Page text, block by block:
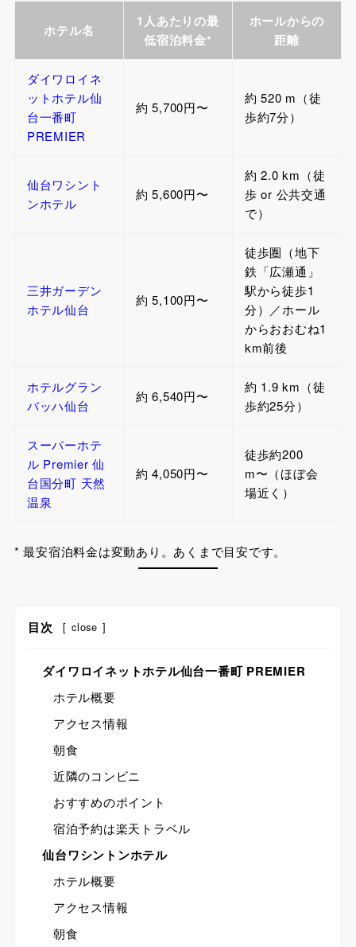
ホテル名
1人あたりの最
低宿泊料金*
ホールからの
距離
ダイワロイネ
ットホテル仙
台一番町
PREMIER
約 5,700円〜
約 520 m（徒
歩約7分）
仙台ワシント
ンホテル
約 5,600円〜
約 2.0 km（徒
歩 or 公共交通
で）
三井ガーデン
ホテル仙台
約 5,100円〜
徒歩圏（地下
鉄「広瀬通」
駅から徒歩1
分）／ホール
からおおむね1
km前後
ホテルグラン
バッハ仙台
約 6,540円〜
約 1.9 km（徒
歩約25分）
スーパーホテ
ル Premier 仙
台国分町 天然
温泉
約 4,050円〜
徒歩約200
m〜（ほぼ会
場近く）
* 最安宿泊料金は変動あり。あくまで目安です。
目次 [ close ]
ダイワロイネットホテル仙台一番町 PREMIER
ホテル概要
アクセス情報
朝食
近隣のコンビニ
おすすめのポイント
宿泊予約は楽天トラベル
仙台ワシントンホテル
ホテル概要
アクセス情報
朝食